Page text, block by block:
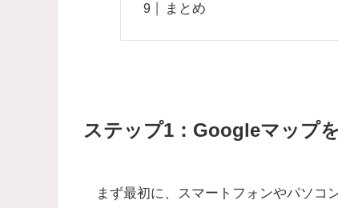
まとめ
ステップ1：Googleマップ
まず最初に、スマートフォンやパソコ